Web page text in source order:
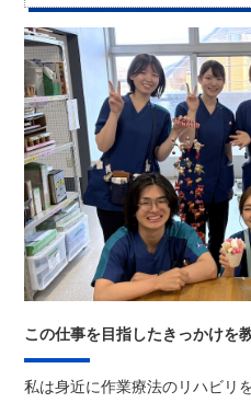
この仕事を目指したきっかけを
私は身近に作業療法のリハビリ